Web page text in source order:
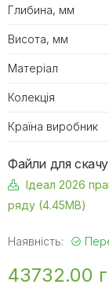
Глибина, мм
Висота, мм
Матеріал
Колекція
Країна виробник
Файли для
Ідеал 2026
ряду (4.45MB)
Наявність:
43732.00